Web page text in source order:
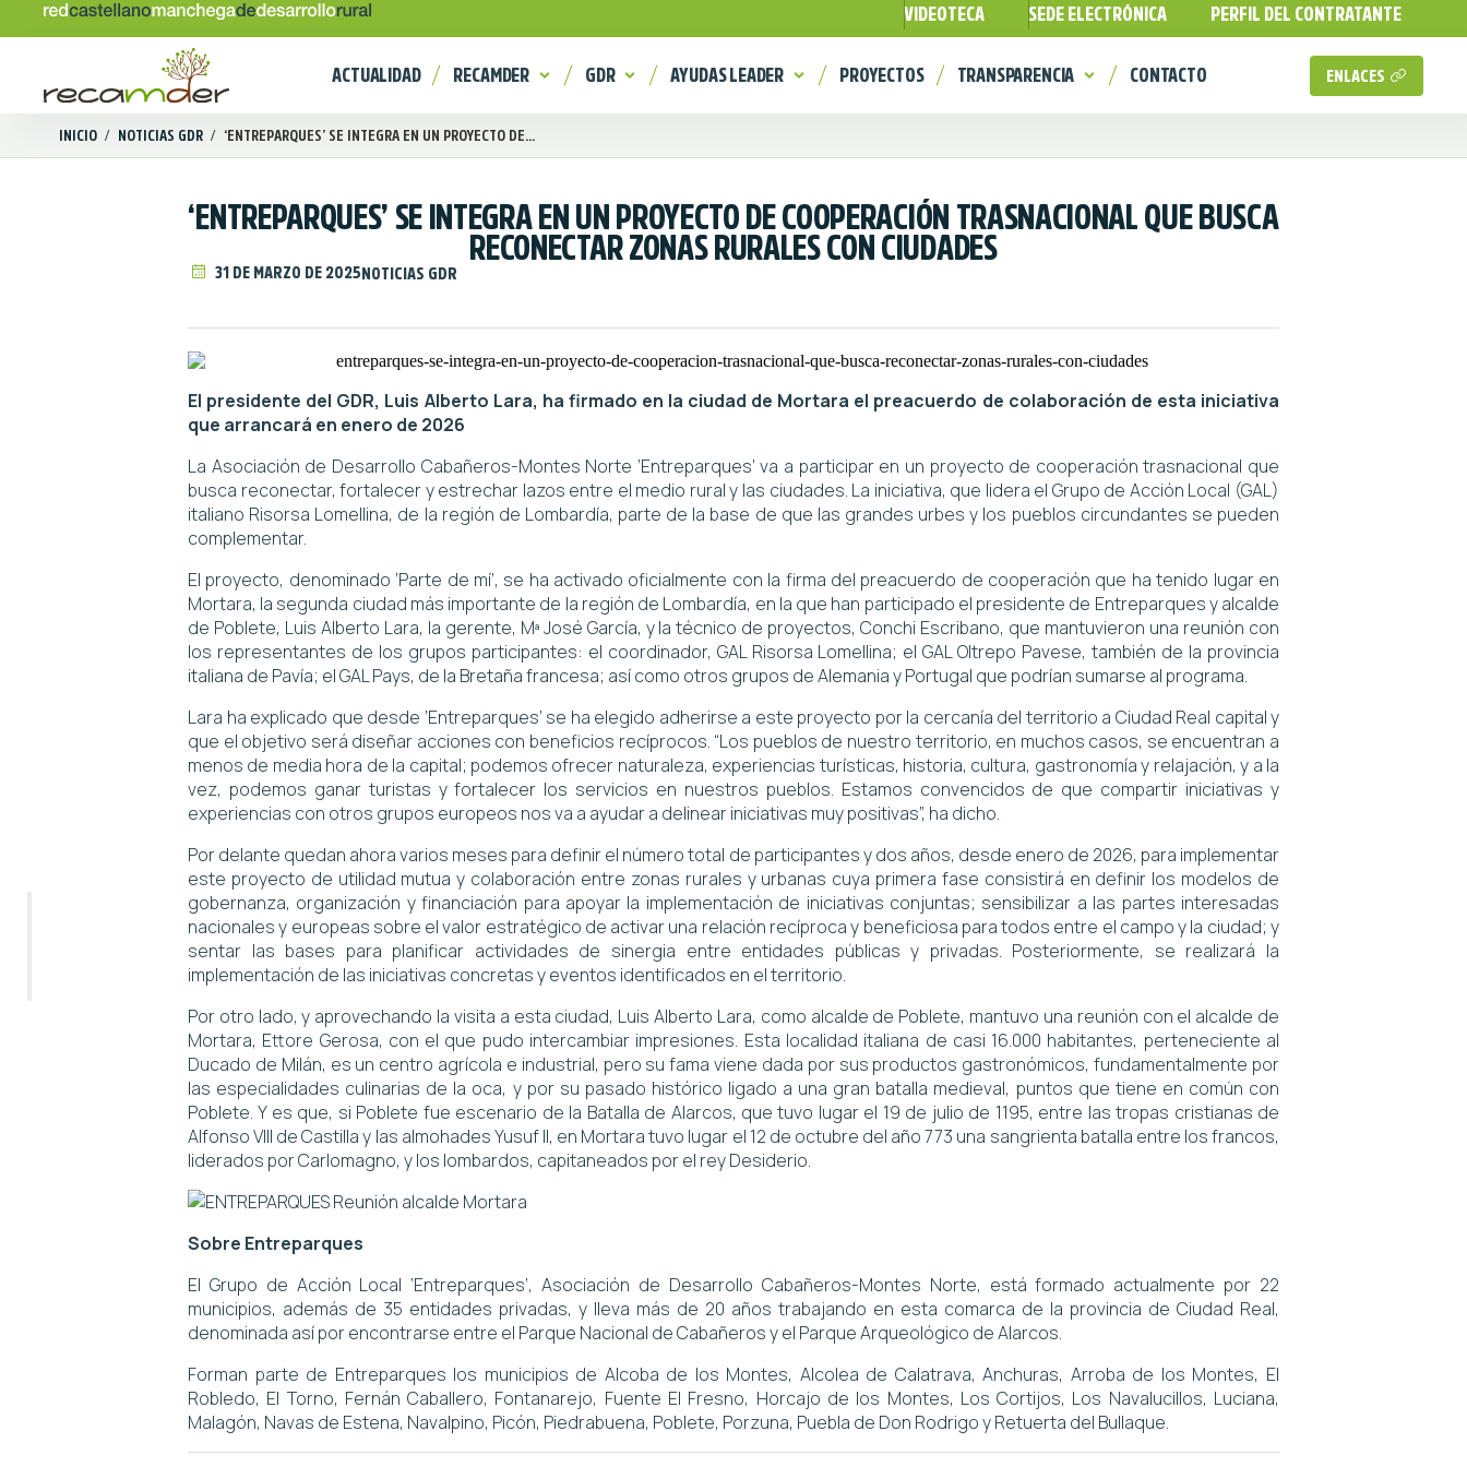
VIDEOTECA SEDE ELECTRÓNICA PERFIL DEL CONTRATANTE
ACTUALIDAD RECAMDER GDR AYUDAS LEADER PROYECTOS TRANSPARENCIA CONTACTO ENLACES
INICIO / NOTICIAS GDR / ‘ENTREPARQUES’ SE INTEGRA EN UN PROYECTO DE...
‘ENTREPARQUES’ SE INTEGRA EN UN PROYECTO DE COOPERACIÓN TRASNACIONAL QUE BUSCA
RECONECTAR ZONAS RURALES CON CIUDADES
31 DE MARZO DE 2025NOTICIAS GDR
El presidente del GDR, Luis Alberto Lara, ha firmado en la ciudad de Mortara el preacuerdo de colaboración de esta iniciativa
que arrancará en enero de 2026
La Asociación de Desarrollo Cabañeros-Montes Norte ‘Entreparques’ va a participar en un proyecto de cooperación trasnacional que
busca reconectar, fortalecer y estrechar lazos entre el medio rural y las ciudades. La iniciativa, que lidera el Grupo de Acción Local (GAL)
italiano Risorsa Lomellina, de la región de Lombardía, parte de la base de que las grandes urbes y los pueblos circundantes se pueden
complementar.
El proyecto, denominado ‘Parte de mí’, se ha activado oficialmente con la firma del preacuerdo de cooperación que ha tenido lugar en
Mortara, la segunda ciudad más importante de la región de Lombardía, en la que han participado el presidente de Entreparques y alcalde
de Poblete, Luis Alberto Lara, la gerente, Mª José García, y la técnico de proyectos, Conchi Escribano, que mantuvieron una reunión con
los representantes de los grupos participantes: el coordinador, GAL Risorsa Lomellina; el GAL Oltrepo Pavese, también de la provincia
italiana de Pavía; el GAL Pays, de la Bretaña francesa; así como otros grupos de Alemania y Portugal que podrían sumarse al programa.
Lara ha explicado que desde ‘Entreparques’ se ha elegido adherirse a este proyecto por la cercanía del territorio a Ciudad Real capital y
que el objetivo será diseñar acciones con beneficios recíprocos. “Los pueblos de nuestro territorio, en muchos casos, se encuentran a
menos de media hora de la capital; podemos ofrecer naturaleza, experiencias turísticas, historia, cultura, gastronomía y relajación, y a la
vez, podemos ganar turistas y fortalecer los servicios en nuestros pueblos. Estamos convencidos de que compartir iniciativas y
experiencias con otros grupos europeos nos va a ayudar a delinear iniciativas muy positivas”, ha dicho.
Por delante quedan ahora varios meses para definir el número total de participantes y dos años, desde enero de 2026, para implementar
este proyecto de utilidad mutua y colaboración entre zonas rurales y urbanas cuya primera fase consistirá en definir los modelos de
gobernanza, organización y financiación para apoyar la implementación de iniciativas conjuntas; sensibilizar a las partes interesadas
nacionales y europeas sobre el valor estratégico de activar una relación recíproca y beneficiosa para todos entre el campo y la ciudad; y
sentar las bases para planificar actividades de sinergia entre entidades públicas y privadas. Posteriormente, se realizará la
implementación de las iniciativas concretas y eventos identificados en el territorio.
Por otro lado, y aprovechando la visita a esta ciudad, Luis Alberto Lara, como alcalde de Poblete, mantuvo una reunión con el alcalde de
Mortara, Ettore Gerosa, con el que pudo intercambiar impresiones. Esta localidad italiana de casi 16.000 habitantes, perteneciente al
Ducado de Milán, es un centro agrícola e industrial, pero su fama viene dada por sus productos gastronómicos, fundamentalmente por
las especialidades culinarias de la oca, y por su pasado histórico ligado a una gran batalla medieval, puntos que tiene en común con
Poblete. Y es que, si Poblete fue escenario de la Batalla de Alarcos, que tuvo lugar el 19 de julio de 1195, entre las tropas cristianas de
Alfonso VIII de Castilla y las almohades Yusuf II, en Mortara tuvo lugar el 12 de octubre del año 773 una sangrienta batalla entre los francos,
liderados por Carlomagno, y los lombardos, capitaneados por el rey Desiderio.
Sobre Entreparques
El Grupo de Acción Local ‘Entreparques’, Asociación de Desarrollo Cabañeros-Montes Norte, está formado actualmente por 22
municipios, además de 35 entidades privadas, y lleva más de 20 años trabajando en esta comarca de la provincia de Ciudad Real,
denominada así por encontrarse entre el Parque Nacional de Cabañeros y el Parque Arqueológico de Alarcos.
Forman parte de Entreparques los municipios de Alcoba de los Montes, Alcolea de Calatrava, Anchuras, Arroba de los Montes, El
Robledo, El Torno, Fernán Caballero, Fontanarejo, Fuente El Fresno, Horcajo de los Montes, Los Cortijos, Los Navalucillos, Luciana,
Malagón, Navas de Estena, Navalpino, Picón, Piedrabuena, Poblete, Porzuna, Puebla de Don Rodrigo y Retuerta del Bullaque.